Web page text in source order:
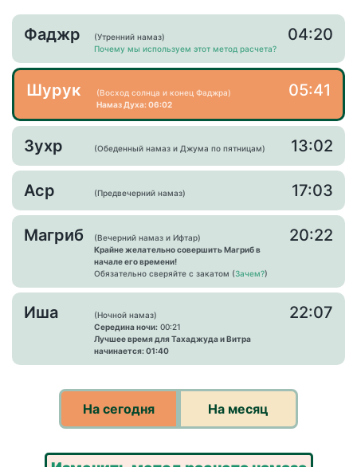
Фаджр
(Утренний намаз)
Почему мы используем этот метод расчета?
04:20
Шурук
(Восход солнца и конец Фаджра)
Намаз Духа: 06:02
05:41
Зухр (Обеденный намаз и Джума по пятницам) 13:02
Аср (Предвечерний намаз) 17:03
Магриб
(Вечерний намаз и Ифтар)
Крайне желательно совершить Магриб в
начале его времени!
Обязательно сверяйте с закатом (Зачем?)
20:22
Иша
(Ночной намаз)
Середина ночи: 00:21
Лучшее время для Тахаджуда и Витра
начинается: 01:40
22:07
На сегодня На месяц